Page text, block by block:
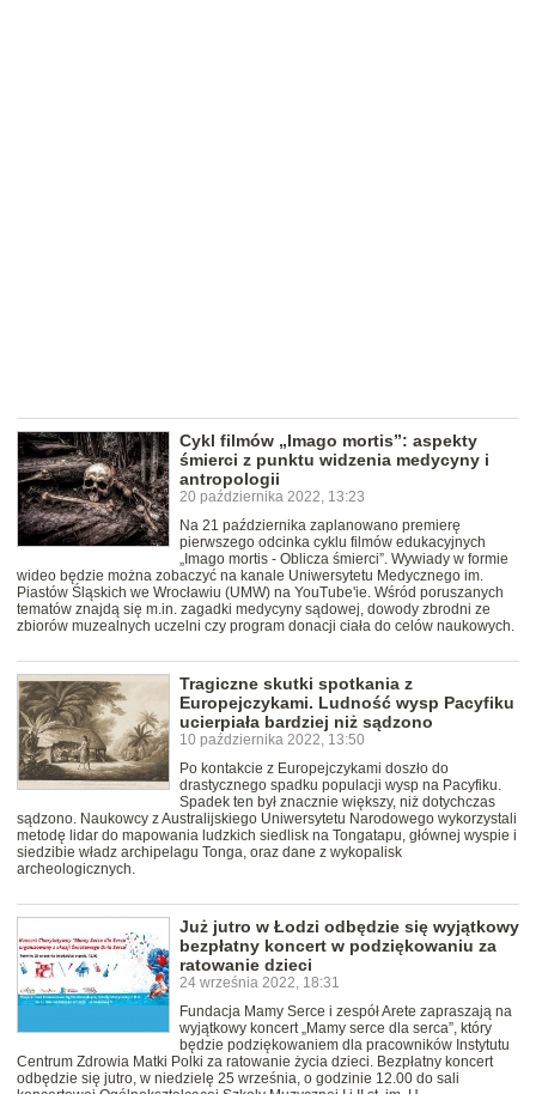
Cykl filmów „Imago mortis”: aspekty
śmierci z punktu widzenia medycyny i
antropologii
20 października 2022, 13:23
Na 21 października zaplanowano premierę
pierwszego odcinka cyklu filmów edukacyjnych
„Imago mortis - Oblicza śmierci”. Wywiady w formie
wideo będzie można zobaczyć na kanale Uniwersytetu Medycznego im.
Piastów Śląskich we Wrocławiu (UMW) na YouTube'ie. Wśród poruszanych
tematów znajdą się m.in. zagadki medycyny sądowej, dowody zbrodni ze
zbiorów muzealnych uczelni czy program donacji ciała do celów naukowych.
Tragiczne skutki spotkania z
Europejczykami. Ludność wysp Pacyfiku
ucierpiała bardziej niż sądzono
10 października 2022, 13:50
Po kontakcie z Europejczykami doszło do
drastycznego spadku populacji wysp na Pacyfiku.
Spadek ten był znacznie większy, niż dotychczas
sądzono. Naukowcy z Australijskiego Uniwersytetu Narodowego wykorzystali
metodę lidar do mapowania ludzkich siedlisk na Tongatapu, głównej wyspie i
siedzibie władz archipelagu Tonga, oraz dane z wykopalisk
archeologicznych.
Już jutro w Łodzi odbędzie się wyjątkowy
bezpłatny koncert w podziękowaniu za
ratowanie dzieci
24 września 2022, 18:31
Fundacja Mamy Serce i zespół Arete zapraszają na
wyjątkowy koncert „Mamy serce dla serca”, który
będzie podziękowaniem dla pracowników Instytutu
Centrum Zdrowia Matki Polki za ratowanie życia dzieci. Bezpłatny koncert
odbędzie się jutro, w niedzielę 25 września, o godzinie 12.00 do sali